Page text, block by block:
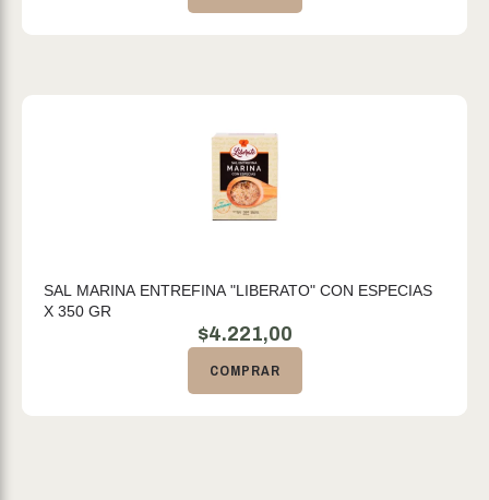
SAL MARINA ENTREFINA "LIBERATO" CON ESPECIAS
X 350 GR
$4.221,00
COMPRAR